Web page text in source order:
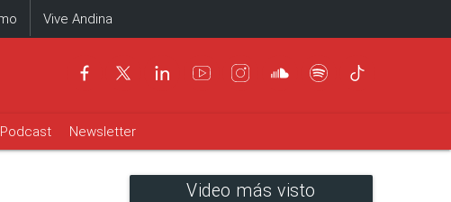
Vive Andina
Podcast Newsletter
Video más visto